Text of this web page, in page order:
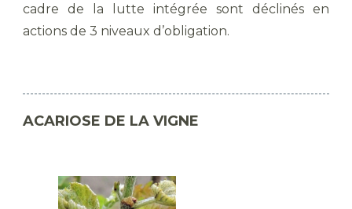
cadre de la lutte intégrée sont déclinés en
actions de 3 niveaux d’obligation.
ACARIOSE DE LA VIGNE